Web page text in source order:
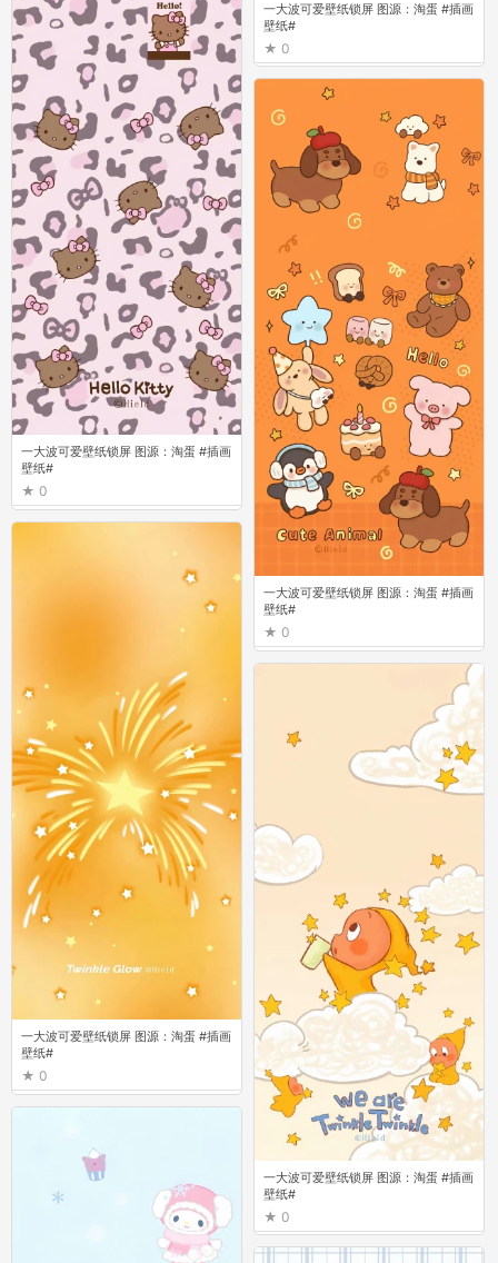
一大波可爱壁纸锁屏 图源：淘蛋 #插画
壁纸#
0
一大波可爱壁纸锁屏 图源：淘蛋 #插画
壁纸#
0
一大波可爱壁纸锁屏 图源：淘蛋 #插画
壁纸#
0
一大波可爱壁纸锁屏 图源：淘蛋 #插画
壁纸#
0
一大波可爱壁纸锁屏 图源：淘蛋 #插画
壁纸#
0